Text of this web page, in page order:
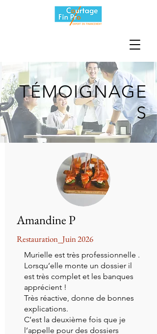
TÉMOIGNAGE
S
Amandine P
Restauration_Juin 2026
Murielle est très professionnelle .
Lorsqu’elle monte un dossier il
est très complet et les banques
apprécient !
Très réactive, donne de bonnes
explications.
C’est la deuxième fois que je
l’appelle pour des dossiers